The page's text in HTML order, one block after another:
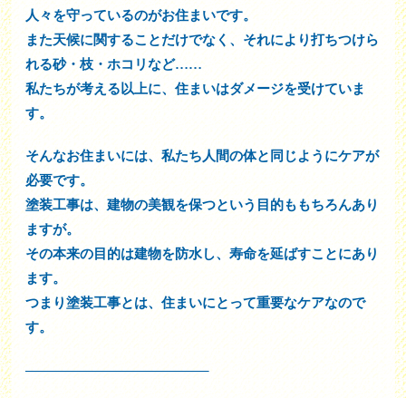
人々を守っているのがお住まいです。
また天候に関することだけでなく、それにより打ちつけら
れる砂・枝・ホコリなど……
私たちが考える以上に、住まいはダメージを受けていま
す。
そんなお住まいには、私たち人間の体と同じようにケアが
必要です。
塗装工事は、建物の美観を保つという目的ももちろんあり
ますが。
その本来の目的は建物を防水し、寿命を延ばすことにあり
ます。
つまり塗装工事とは、住まいにとって重要なケアなので
す。
—————————————–